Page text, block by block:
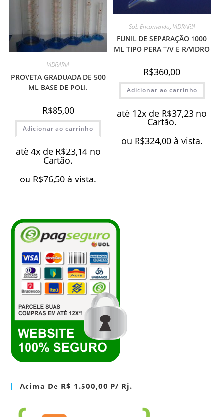
VIDRARIA
PROVETA GRADUADA DE 500
ML BASE DE POLI.
R$85,00
Adicionar ao carrinho
atè 4x de R$23,14 no
Cartão.
ou R$76,50 à vista.
Sob Encomenda, VIDRARIA
FUNIL DE SEPARAÇÃO 1000
ML TIPO PERA T/V E R/VIDRO
R$360,00
Adicionar ao carrinho
atè 12x de R$37,23 no
Cartão.
ou R$324,00 à vista.
Acima De R$ 1.500,00 P/ Rj.